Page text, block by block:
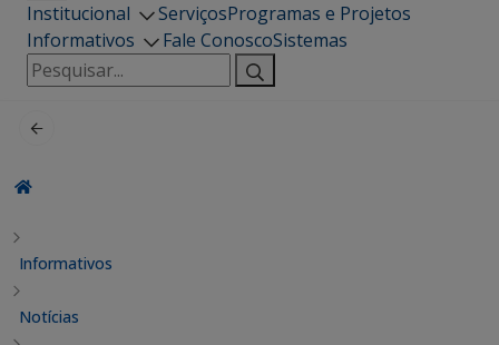
Institucional ServiçosProgramas e Projetos
Informativos
Fale ConoscoSistemas
Pesquisar
por:
Informativos
Notícias